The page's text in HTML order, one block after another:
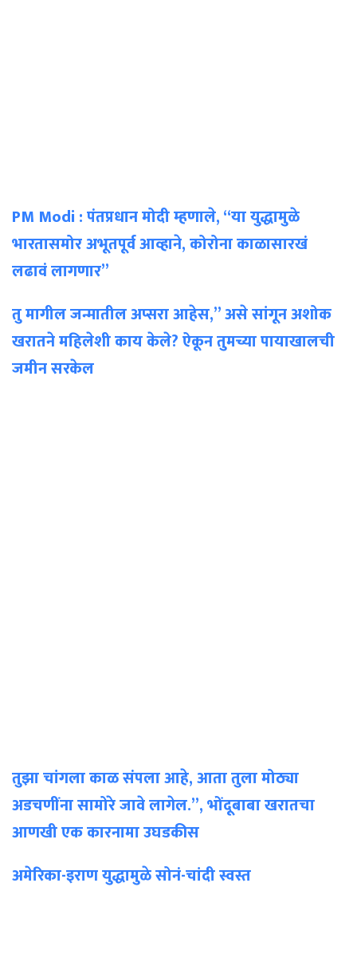
PM Modi : पंतप्रधान मोदी म्हणाले, “या युद्धामुळे
भारतासमोर अभूतपूर्व आव्हाने, कोरोना काळासारखं
लढावं लागणार”
तु मागील जन्मातील अप्सरा आहेस,” असे सांगून अशोक
खरातने महिलेशी काय केले? ऐकून तुमच्या पायाखालची
जमीन सरकेल
तुझा चांगला काळ संपला आहे, आता तुला मोठ्या
अडचणींना सामोरे जावे लागेल.”, भोंदूबाबा खरातचा
आणखी एक कारनामा उघडकीस
अमेरिका-इराण युद्धामुळे सोनं-चांदी स्वस्त